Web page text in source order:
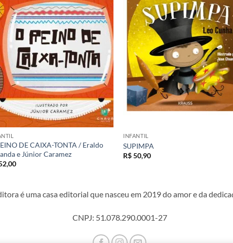
Adicionar
aos meus
desejos
DE CAIXA-TONTA / Eraldo
e Júnior Caramez
aos
INFANTIL
SUPIMPA
R$50,90
é uma casa editorial que nasceu em 2019 do amor e da
CNPJ: 51.078.290.0001-27